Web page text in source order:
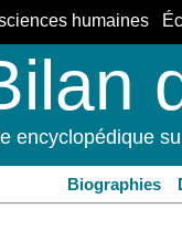
humaines
encyclopédique
Biographies